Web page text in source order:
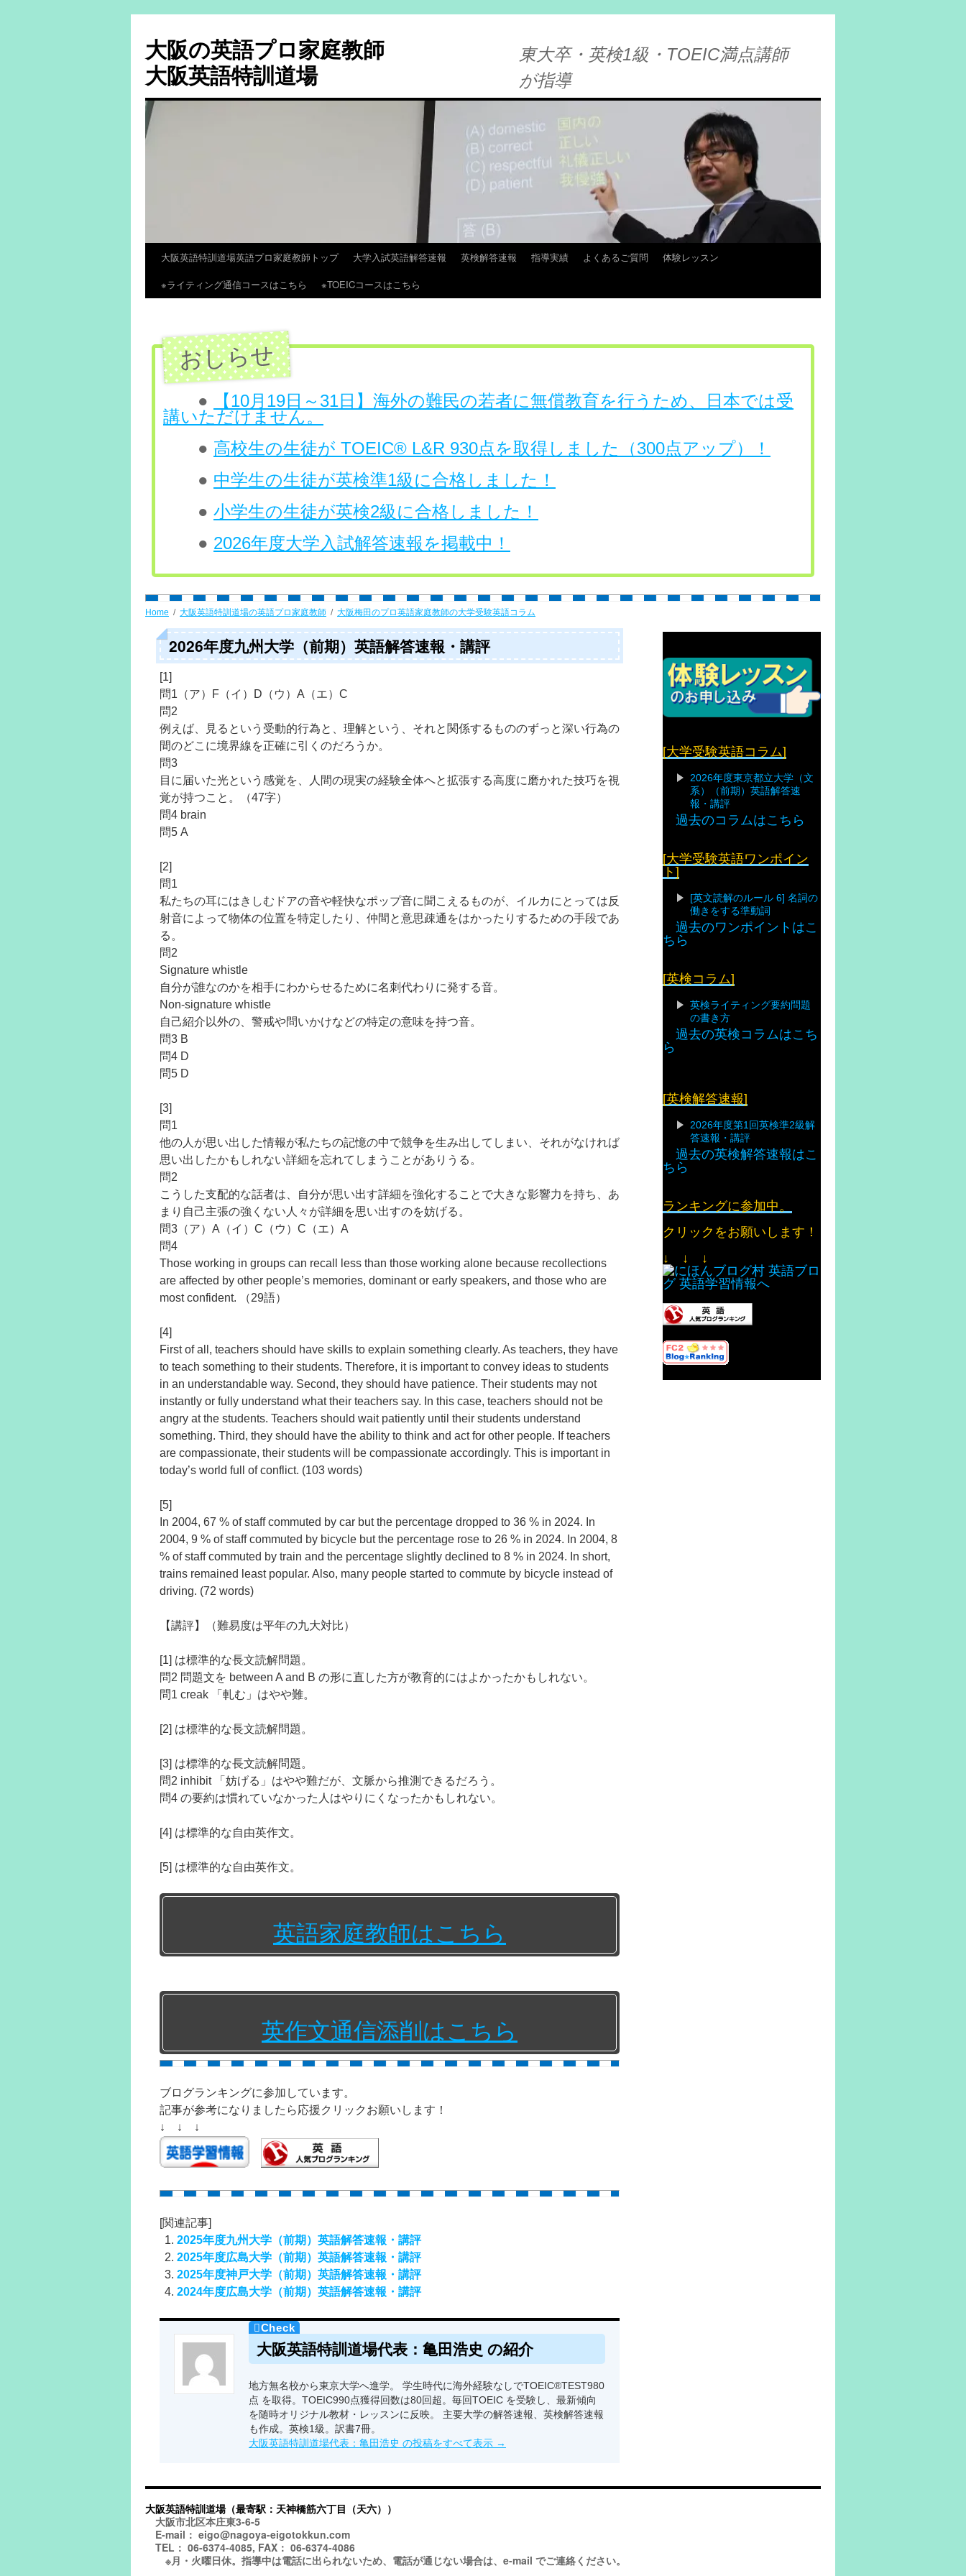
大阪の英語プロ家庭教師
大阪英語特訓道場
東大卒・英検1級・TOEIC満点講師
が指導
大阪英語特訓道場英語プロ家庭教師トップ 大学入試英語解答速報 英検解答速報 指導実績 よくあるご質問
体験レッスン
※ライティング通信コースはこちら
※TOEICコースはこちら
●
【10月19日～31日】海外の難民の若者に無償教育を行うため、日本では受
講いただけません。
● 高校生の生徒が TOEIC® L&R 930点を取得しました（300点アップ）！
● 中学生の生徒が英検準1級に合格しました！
● 小学生の生徒が英検2級に合格しました！
● 2026年度大学入試解答速報を掲載中！
Home 大阪英語特訓道場の英語プロ家庭教師 大阪梅田のプロ英語家庭教師の大学受験英語コラム
2026年度九州大学（前期）英語解答速報・講評
[1]
問1（ア）F（イ）D（ウ）A（エ）C
問2
例えば、見るという受動的行為と、理解という、それと関係するもののずっと深い行為の
間のどこに境界線を正確に引くのだろうか。
問3
目に届いた光という感覚を、人間の現実の経験全体へと拡張する高度に磨かれた技巧を視
覚が持つこと。（47字）
問4 brain
問5 A
[2]
問1
私たちの耳にはきしむドアの音や軽快なポップ音に聞こえるものが、イルカにとっては反
射音によって物体の位置を特定したり、仲間と意思疎通をはかったりするための手段であ
る。
問2
Signature whistle
自分が誰なのかを相手にわからせるために名刺代わりに発する音。
Non-signature whistle
自己紹介以外の、警戒や問いかけなどの特定の意味を持つ音。
問3 B
問4 D
問5 D
[3]
問1
他の人が思い出した情報が私たちの記憶の中で競争を生み出してしまい、それがなければ
思い出したかもしれない詳細を忘れてしまうことがありうる。
問2
こうした支配的な話者は、自分が思い出す詳細を強化することで大きな影響力を持ち、あ
まり自己主張の強くない人々が詳細を思い出すのを妨げる。
問3（ア）A（イ）C（ウ）C（エ）A
問4
Those working in groups can recall less than those working alone because recollections
are affected by other people’s memories, dominant or early speakers, and those who are
most confident. （29語）
[4]
First of all, teachers should have skills to explain something clearly. As teachers, they have
to teach something to their students. Therefore, it is important to convey ideas to students
in an understandable way. Second, they should have patience. Their students may not
instantly or fully understand what their teachers say. In this case, teachers should not be
angry at the students. Teachers should wait patiently until their students understand
something. Third, they should have the ability to think and act for other people. If teachers
are compassionate, their students will be compassionate accordingly. This is important in
today’s world full of conflict. (103 words)
[5]
In 2004, 67 % of staff commuted by car but the percentage dropped to 36 % in 2024. In
2004, 9 % of staff commuted by bicycle but the percentage rose to 26 % in 2024. In 2004, 8
% of staff commuted by train and the percentage slightly declined to 8 % in 2024. In short,
trains remained least popular. Also, many people started to commute by bicycle instead of
driving. (72 words)
【講評】（難易度は平年の九大対比）
[1] は標準的な長文読解問題。
問2 問題文を between A and B の形に直した方が教育的にはよかったかもしれない。
問1 creak 「軋む」はやや難。
[2] は標準的な長文読解問題。
[3] は標準的な長文読解問題。
問2 inhibit 「妨げる」はやや難だが、文脈から推測できるだろう。
問4 の要約は慣れていなかった人はやりにくなったかもしれない。
[4] は標準的な自由英作文。
[5] は標準的な自由英作文。
英語家庭教師はこちら
英作文通信添削はこちら
ブログランキングに参加しています。
記事が参考になりましたら応援クリックお願いします！
↓ ↓ ↓
[関連記事]
2025年度九州大学（前期）英語解答速報・講評
2025年度広島大学（前期）英語解答速報・講評
2025年度神戸大学（前期）英語解答速報・講評
2024年度広島大学（前期）英語解答速報・講評
大阪英語特訓道場代表：亀田浩史 の紹介
地方無名校から東京大学へ進学。 学生時代に海外経験なしでTOEIC®TEST980
点 を取得。TOEIC990点獲得回数は80回超。毎回TOEIC を受験し、最新傾向
を随時オリジナル教材・レッスンに反映。 主要大学の解答速報、英検解答速報
も作成。英検1級。訳書7冊。
大阪英語特訓道場代表：亀田浩史 の投稿をすべて表示 →
[大学受験英語コラム]
2026年度東京都立大学（文
系）（前期）英語解答速
報・講評
過去のコラムはこちら
[大学受験英語ワンポイン
ト]
[英文読解のルール 6] 名詞の
働きをする準動詞
過去のワンポイントはこ
ちら
[英検コラム]
英検ライティング要約問題
の書き方
過去の英検コラムはこち
ら
[英検解答速報]
2026年度第1回英検準2級解
答速報・講評
過去の英検解答速報はこ
ちら
ランキングに参加中。
クリックをお願いします！
↓ ↓ ↓
大阪英語特訓道場（最寄駅：天神橋筋六丁目（天六））
大阪市北区本庄東3-6-5
E-mail： eigo@nagoya-eigotokkun.com
TEL： 06-6374-4085, FAX： 06-6374-4086
※月・火曜日休。指導中は電話に出られないため、電話が通じない場合は、e-mail でご連絡ください。